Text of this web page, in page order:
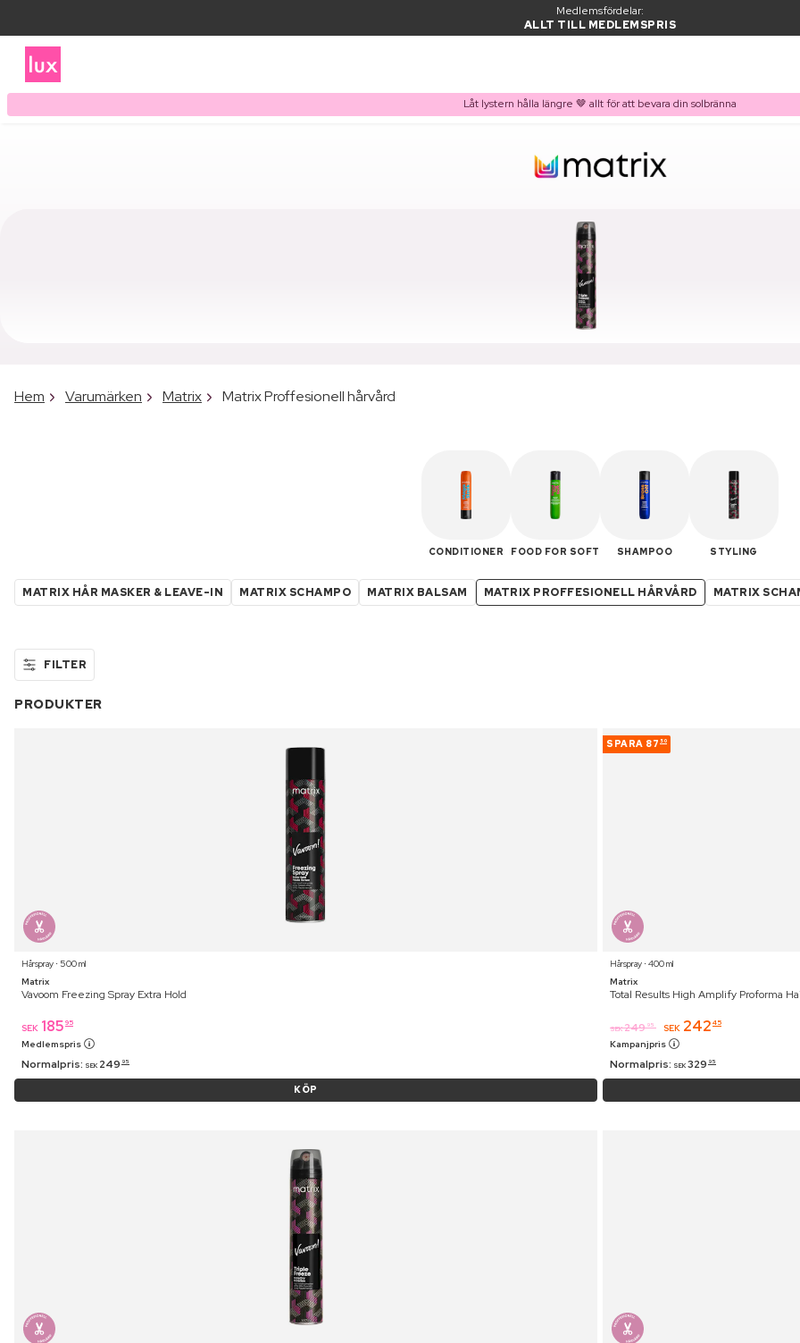
Medlemsfördelar:
ALLT TILL MEDLEMSPRIS
Låt lystern hålla längre 🤎 allt för att bevara din solbränna
Hem Varumärken Matrix Matrix Proffesionell hårvård
CONDITIONER FOOD FOR SOFT SHAMPOO STYLING
MATRIX HÅR MASKER & LEAVE-IN MATRIX SCHAMPO MATRIX BALSAM MATRIX PROFFESIONELL HÅRVÅRD MATRIX
FILTER
PRODUKTER
Hårspray ⋅ 500 ml
Matrix
Vavoom Freezing Spray Extra Hold
SEK 185 95
Medlemspris
Normalpris: SEK 249 95
KÖP
SPARA 87 50
Hårspray ⋅ 400 ml
Matrix
Total Results High Amplify Proforma
SEK 249 95 SEK 242 45
Kampanjpris
Normalpris: SEK 329 95